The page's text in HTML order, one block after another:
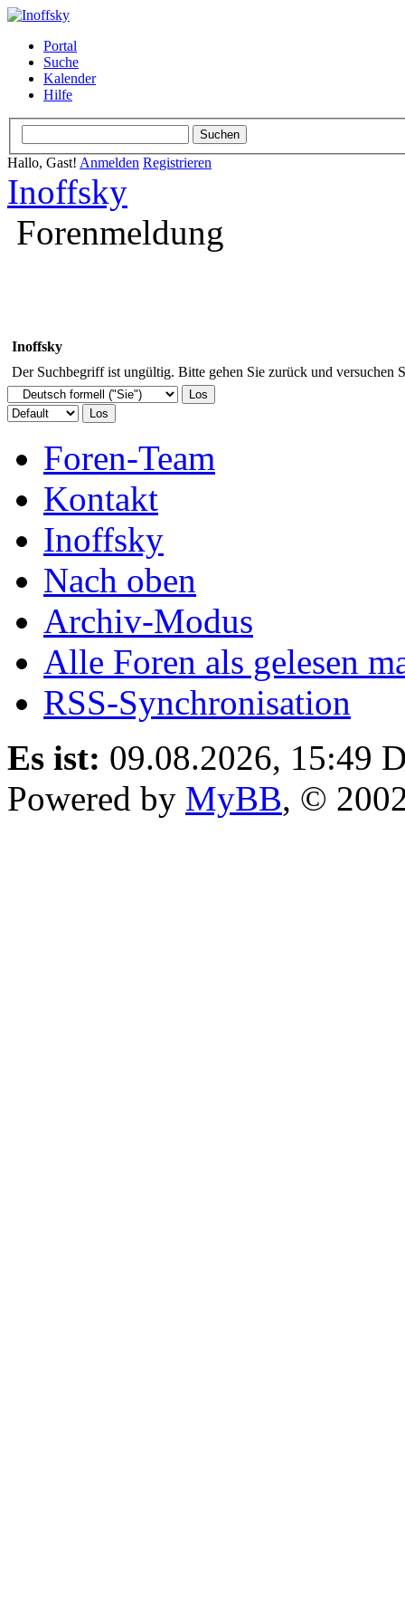
Portal
Suche
Kalender
Hilfe
Hallo, Gast! Anmelden Registrieren
Inoffsky
Forenmeldung
Inoffsky
Der Suchbegriff ist ungültig. Bitte gehen Sie zurück und versuchen
Foren-Team
Kontakt
Inoffsky
Nach oben
Archiv-Modus
Alle Foren als gelesen
RSS-Synchronisation
Es ist: 09.08.2026, 15:49
Powered by MyBB, ©